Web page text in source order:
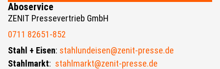
Aboservice
ZENIT Pressevertrieb GmbH
0711 82651-852
Stahl + Eisen: stahlundeisen@zenit-presse.de
Stahlmarkt: stahlmarkt@zenit-presse.de